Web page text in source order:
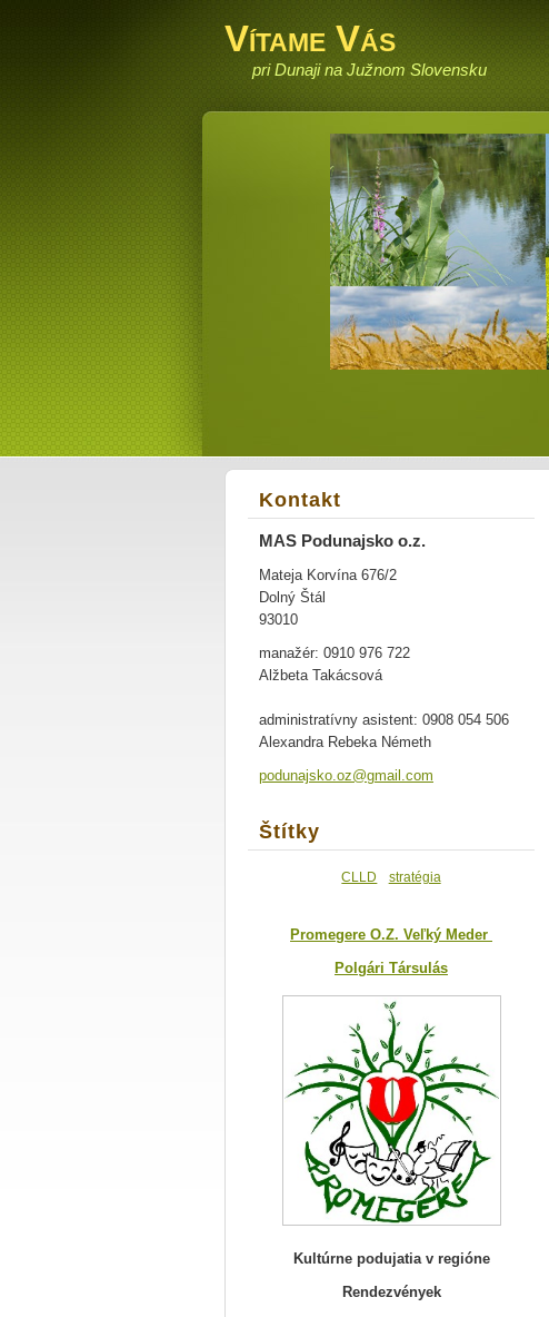
Vítame Vás
pri Dunaji na Južnom Slovensku
Kontakt
MAS Podunajsko o.z.
Mateja Korvína 676/2
Dolný Štál
93010
manažér: 0910 976 722
Alžbeta Takácsová
administratívny asistent: 0908 054 506
Alexandra Rebeka Németh
podunajs ko.oz@gmail.com
Štítky
CLLD stratégia
Promegere O.Z. Veľký Meder
Polgári Társulás
Kultúrne podujatia v regióne
Rendezvények